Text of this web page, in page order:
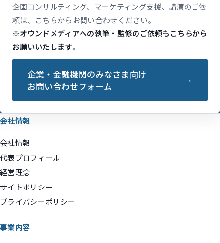
企画コンサルティング、マーケティング支援、講演のご依
頼は、こちらからお問い合わせください。
※オウンドメディアへの執筆・監修のご依頼もこちらから
お願いいたします。
企業・金融機関のみなさま向け
お問い合わせフォーム
会社情報
会社情報
代表プロフィール
経営理念
サイトポリシー
プライバシーポリシー
事業内容